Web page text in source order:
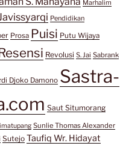
Marhalim
Pendidikan
Prosa Puisi Putu Wijaya
Revolusi S. Jai Sabrank
Djoko Damono Sastra-
Saut Situmorang
Sunlie Thomas Alexander
Sutejo Taufiq Wr. Hidayat